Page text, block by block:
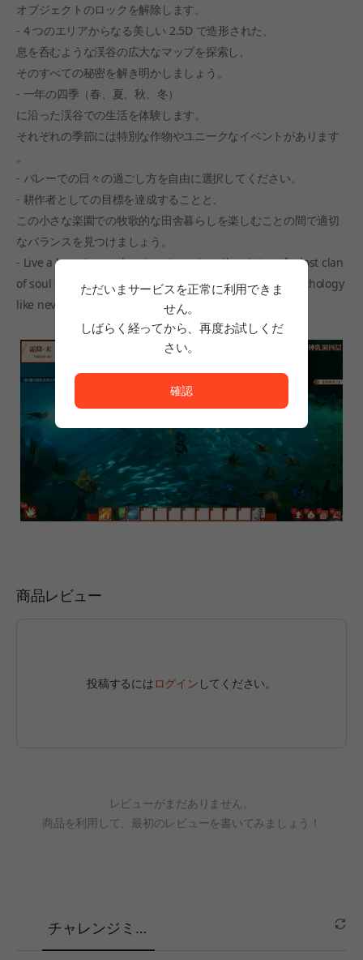
オブジェクトのロックを解除します。
- 4 つのエリアからなる美しい 2.5D で造形された、
息を呑むような渓谷の広大なマップを探索し、
そのすべての秘密を解き明かしましょう。
- 一年の四季（春、夏、秋、冬）
に沿った渓谷での生活を体験します。
それぞれの季節には特別な作物やユニークなイベントがあります
。
- バレーでの日々の過ごし方を自由に選択してください。
- 耕作者としての目標を達成することと、
この小さな楽園での牧歌的な田舎暮らしを楽しむことの間で適切
なバランスを見つけましょう。
- Live a long-term adventure to restore the status of a lost clan
of soul cultivators and live the Chinese religion and mythology
like never before.
商品レビュー
投稿するにはログイン してください。
レビューがまだありません。
商品を利用して、最初のレビューを書いてみましょう！
チャレンジミッ
ション
ただいまサービスを正常に利用できま
せん。
しばらく経ってから、再度お試しくだ
さい。
確認